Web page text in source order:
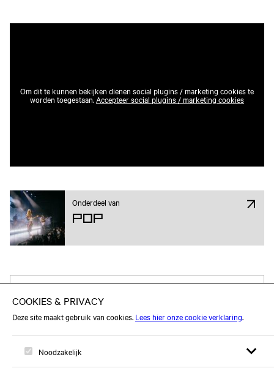
Om dit te kunnen bekijken dienen social plugins / marketing cookies te
worden toegestaan.Accepteer social plugins / marketing cookies
Onderdeel van
Pop